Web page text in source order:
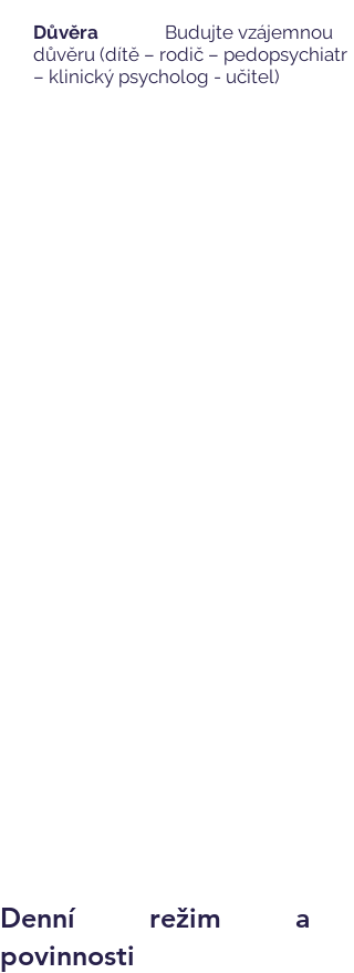
Důvěra Budujte vzájemnou
důvěru (dítě – rodič – pedopsychiatr
– klinický psycholog - učitel)
Denní režim a
povinnosti